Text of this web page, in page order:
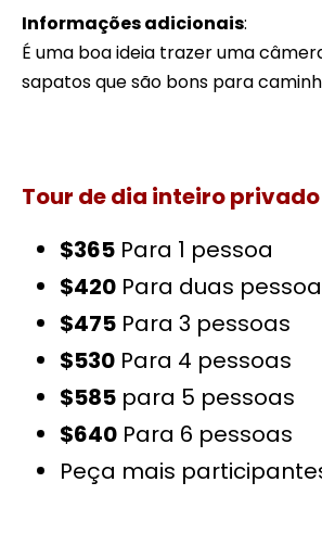
Informações adicionais:
É uma boa ideia trazer uma
sapatos que são bons para
Tour de dia inteiro privado
$365 Para 1 pessoa
$420 Para duas
$475 Para 3 pessoas
$530 Para 4 pessoas
$585 para 5 pessoas
$640 Para 6 pessoas
Peça mais